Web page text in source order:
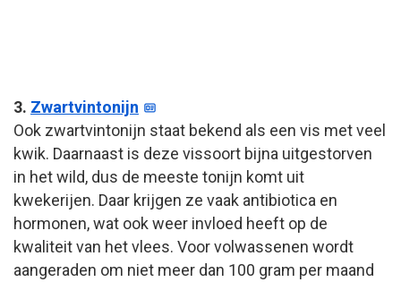
3. Zwartvintonijn
Ook zwartvintonijn staat bekend als een vis met veel
kwik. Daarnaast is deze vissoort bijna uitgestorven
in het wild, dus de meeste tonijn komt uit
kwekerijen. Daar krijgen ze vaak antibiotica en
hormonen, wat ook weer invloed heeft op de
kwaliteit van het vlees. Voor volwassenen wordt
aangeraden om niet meer dan 100 gram per maand